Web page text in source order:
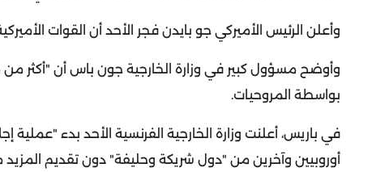
وأعلن الرئيس الأميركي جو بايدن فجر الأحد أن القوات
وأوضح مسؤول كبير في وزارة الخارجية جون باس أن "أكثر
بواسطة المروحيات.
في باريس، أعلنت وزارة الخارجية الفرنسية الأحد بدء
أوروبيين وآخرين من "دول شريكة وحليفة" دون تقديم